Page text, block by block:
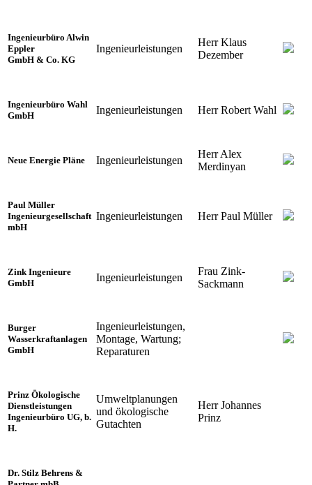
Ingenieurbüro Alwin
Eppler
GmbH & Co. KG
Ingenieurleistungen
Herr Klaus
Dezember
Ingenieurbüro Wahl
GmbH
Ingenieurleistungen Herr Robert Wahl
Neue Energie Pläne Ingenieurleistungen
Herr Alex
Merdinyan
Paul Müller
Ingenieurgesellschaft
mbH
Ingenieurleistungen Herr Paul Müller
Zink Ingenieure
GmbH
Ingenieurleistungen
Frau Zink-
Sackmann
Burger
Wasserkraftanlagen
GmbH
Ingenieurleistungen,
Montage, Wartung;
Reparaturen
Prinz Ökologische
Dienstleistungen
Ingenieurbüro UG, b.
H.
Umweltplanungen
und ökologische
Gutachten
Herr Johannes
Prinz
Dr. Stilz Behrens &